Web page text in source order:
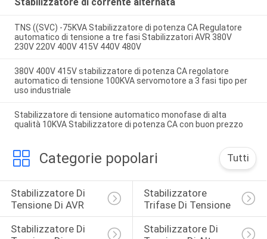
Stabilizzatore di corrente alternata
TNS ((SVC) -75KVA Stabilizzatore di potenza CA Regulatore
automatico di tensione a tre fasi Stabilizzatori AVR 380V
230V 220V 400V 415V 440V 480V
380V 400V 415V stabilizzatore di potenza CA regolatore
automatico di tensione 100KVA servomotore a 3 fasi tipo per
uso industriale
Stabilizzatore di tensione automatico monofase di alta
qualità 10KVA Stabilizzatore di potenza CA con buon prezzo
Categorie popolari Tutti
Stabilizzatore Di
Tensione Di AVR
Stabilizzatore
Trifase Di Tensione
Stabilizzatore Di
Stabilizzatore Di